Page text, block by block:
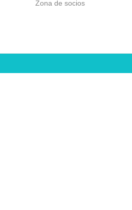
Zona de socios